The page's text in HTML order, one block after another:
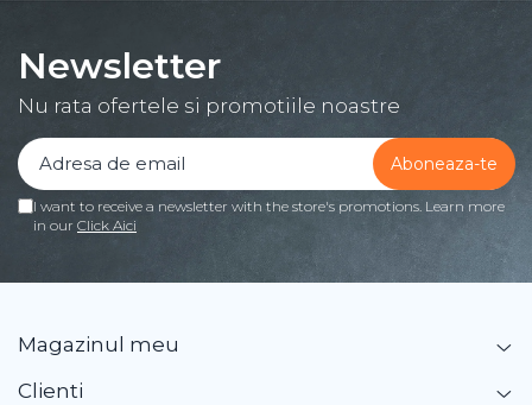
Newsletter
Nu rata ofertele si promotiile noastre
I want to receive a newsletter with the store's promotions. Learn more
in our Click Aici
Magazinul meu
Clienti